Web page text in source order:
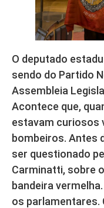
O deputado
sendo do Partido
Assembleia
Acontece que,
estavam curiosos
bombeiros. Antes
ser questionado
Carminatti, sobre
bandeira
os parlamentares.